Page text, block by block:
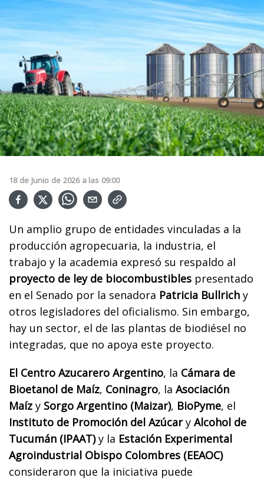
18 de Junio de 2026 a las 09:00
Un amplio grupo de entidades vinculadas a la
producción agropecuaria, la industria, el
trabajo y la academia expresó su respaldo al
proyecto de ley de biocombustibles presentado
en el Senado por la senadora Patricia Bullrich y
otros legisladores del oficialismo. Sin embargo,
hay un sector, el de las plantas de biodiésel no
integradas, que no apoya este proyecto.
El Centro Azucarero Argentino, la Cámara de
Bioetanol de Maíz, Coninagro, la Asociación
Maíz y Sorgo Argentino (Maizar), BioPyme, el
Instituto de Promoción del Azúcary Alcohol de
Tucumán (IPAAT)y la Estación Experimental
Agroindustrial Obispo Colombres (EEAOC)
consideraron que la iniciativa puede